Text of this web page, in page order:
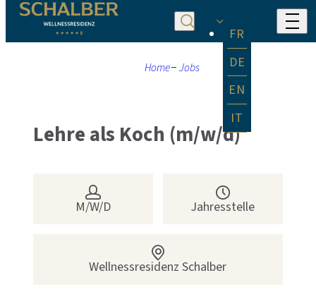
DE
EN
IT
FR
Home Jobs
Lehre als Koch (m/w/d)
M/W/D Jahresstelle
Wellnessresidenz Schalber
Serfaus6534